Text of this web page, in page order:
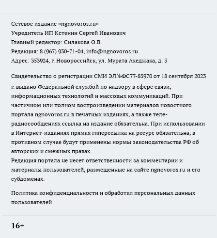
Сетевое издание «ngnovoros.ru»
Учредитель ИП Кстенин Сергей Иванович
Главный редактор: Силакова О.В.
Редакция: 8 (967) 930-71-04, info@ngnovoros.ru
Адрес: 353924, г. Новороссийск, ул. Мурата Ахеджака, д. 3
Свидетельство о регистрации СМИ ЭЛ№ФС77-85970 от 18 сентября 2023
г. выдано Федеральной службой по надзору в сфере связи,
информационных технологий и массовых коммуникаций. При
частичном или полном воспроизведении материалов новостного
портала ngnovoros.ru в печатных изданиях, а также теле-
радиосообщениях ссылка на издание обязательна. При использовании
в Интернет-изданиях прямая гиперссылка на ресурс обязательна, в
противном случае будут применены нормы законодательства РФ об
авторских и смежных правах.
Редакция портала не несет ответственности за комментарии и
материалы пользователей, размещенные на сайте ngnovoros.ru и его
субдоменах.
Политика конфиденциальности и обработки персональных данных
пользователей
16+